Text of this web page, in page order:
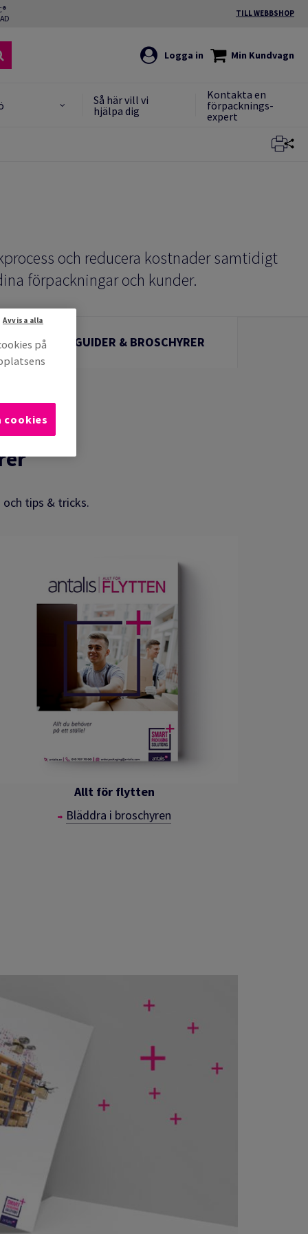
TILL WEBBSHOP
Logga in Min Kundvagn
Så här vill vi
hjälpa dig
Kontakta en
förpacknings-
expert
och reducera kostnader samtidigt
förpackningar och kunder.
GUIDER & BROSCHYRER
tips & tricks.
Allt för flytten
Bläddra i broschyren
på
Avvisa alla
cookies